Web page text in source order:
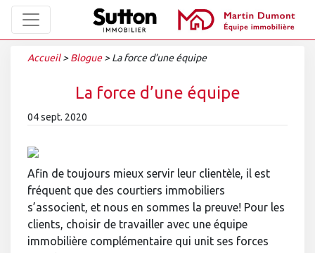
Accueil >Blogue >La force d’une équipe
La force d’une équipe
04 sept. 2020
Afin de toujours mieux servir leur clientèle, il est
fréquent que des courtiers immobiliers
s’associent, et nous en sommes la preuve! Pour les
clients, choisir de travailler avec une équipe
immobilière complémentaire qui unit ses forces